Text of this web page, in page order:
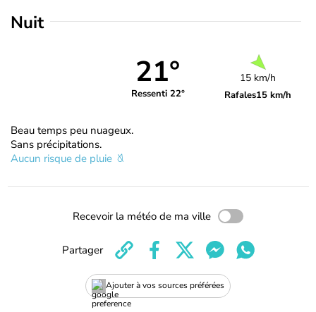
Nuit
21°
Ressenti 22°
15 km/h
Rafales15 km/h
Beau temps peu nuageux.
Sans précipitations.
Aucun risque de pluie
Recevoir la météo de ma ville
Ajouter à vos sources préférées
Partager